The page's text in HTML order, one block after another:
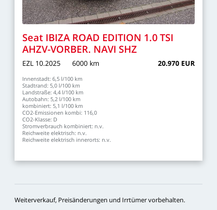
Seat IBIZA ROAD EDITION 1.0TSI
AHZV-VORBER. NAVI SHZ
EZL 10.2025 6000 km 20.970 EUR
Innenstadt: 6,5 l/100 km
Stadtrand: 5,0 l/100 km
Landstraße: 4,4 l/100 km
Autobahn: 5,2 l/100 km
kombiniert: 5,1 l/100 km
CO2-Emissionen kombi: 116,0
CO2-Klasse: D
Stromverbrauch kombiniert: n.v.
Reichweite elektrisch: n.v.
Reichweite elektrisch innerorts: n.v.
Weiterverkauf, Preisänderungen und Irrtümervorbehalten.